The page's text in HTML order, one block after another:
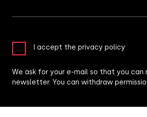
I accept the privacy policy
We ask for your e-mail so that you can
newsletter. You can withdraw